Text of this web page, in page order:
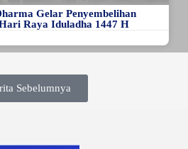
Gelar Penyembelihan
Raya Iduladha 1447 H
Sebelumnya